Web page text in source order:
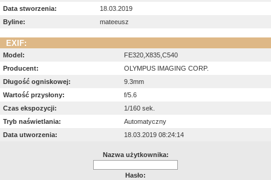
Data stworzenia:
18.03.2019
Byline:
mateeusz
EXIF:
Model:
FE320,X835,C540
Producent:
OLYMPUS IMAGING CORP.
Długość ogniskowej:
9.3mm
Wartość przysłony:
f/5.6
Czas ekspozycji:
1/160 sek.
Tryb naświetlania:
Automatyczny
Data utworzenia:
18.03.2019 08:24:14
Nazwa użytkownika:
Hasło: